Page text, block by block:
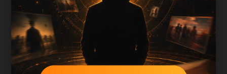
标题、description、正文摘要和图片说明保持同一主
题，避免无关词堆砌。
后续采集或 AI 生成内容时，每篇应不少于 650 字，
并配套主题图、alt/title 和同类推荐。